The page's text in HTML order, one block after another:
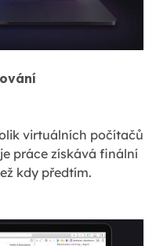
virtuálních počítačů
práce získává finální
kdy předtím.